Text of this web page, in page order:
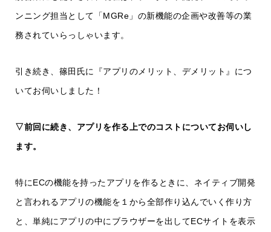
ンニング担当として「MGRe」の新機能の企画や改善等の業
務されていらっしゃいます。
引き続き、篠田氏に『アプリのメリット、デメリット』につ
いてお伺いしました！
▽前回に続き、アプリを作る上でのコストについてお伺いし
ます。
特にECの機能を持ったアプリを作るときに、ネイティブ開発
と言われるアプリの機能を１から全部作り込んでいく作り方
と、単純にアプリの中にブラウザーを出してECサイトを表示